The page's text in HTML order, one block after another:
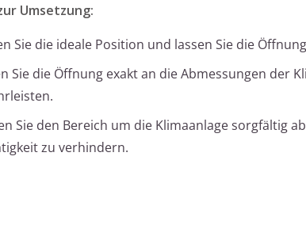
Umsetzung:
Sie die ideale Position und lassen Sie die
Sie die Öffnung exakt an die Abmessungen der
Sie den Bereich um die Klimaanlage sorgfältig
zu verhindern.